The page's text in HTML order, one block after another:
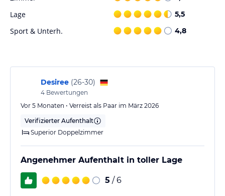
Sonstige Einrichtungen und Services
Im Hotel H10 Ocean Dunas 4*, Adults Only“ werden Sie eine Welt
Hinweis: Allgemeine und unverbindliche
Hoteliers-/Veranstalter-/Kataloginformationen. Alle Angaben
lies vor der Buchung die verbindlichen
jeweiligen Veranstalters.
Lage 5,5
Sport & Unterh. 4,8
Desiree (26-30)
4 Bewertungen
Vor 5 Monaten • Verreist als Paar im März 2026
Verifizierter Aufenthalt
Superior Doppelzimmer
Angenehmer Aufenthalt in toller Lage
5 / 6